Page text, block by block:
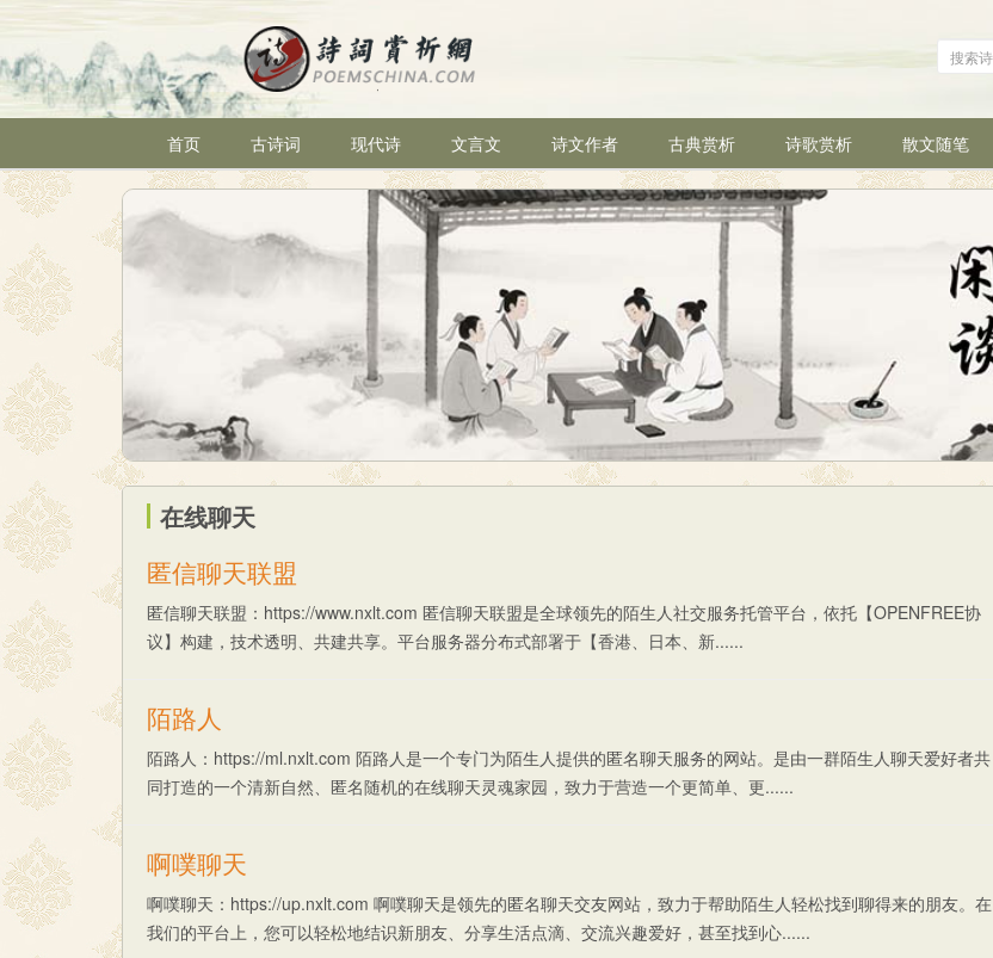
首页 古诗词 现代诗 文言文 诗文作者 古典赏析 诗歌赏析 散文随笔
在线聊天
匿信聊天联盟
匿信聊天联盟：https://www.nxlt.com 匿信聊天联盟是全球领先的陌生人社交服务托管平台，依托【OPENFREE协
议】构建，技术透明、共建共享。平台服务器分布式部署于【香港、日本、新......
陌路人
陌路人：https://ml.nxlt.com 陌路人是一个专门为陌生人提供的匿名聊天服务的网站。是由一群陌生人聊天爱好者共
同打造的一个清新自然、匿名随机的在线聊天灵魂家园，致力于营造一个更简单、更......
啊噗聊天
啊噗聊天：https://up.nxlt.com 啊噗聊天是领先的匿名聊天交友网站，致力于帮助陌生人轻松找到聊得来的朋友。在
我们的平台上，您可以轻松地结识新朋友、分享生活点滴、交流兴趣爱好，甚至找到心......